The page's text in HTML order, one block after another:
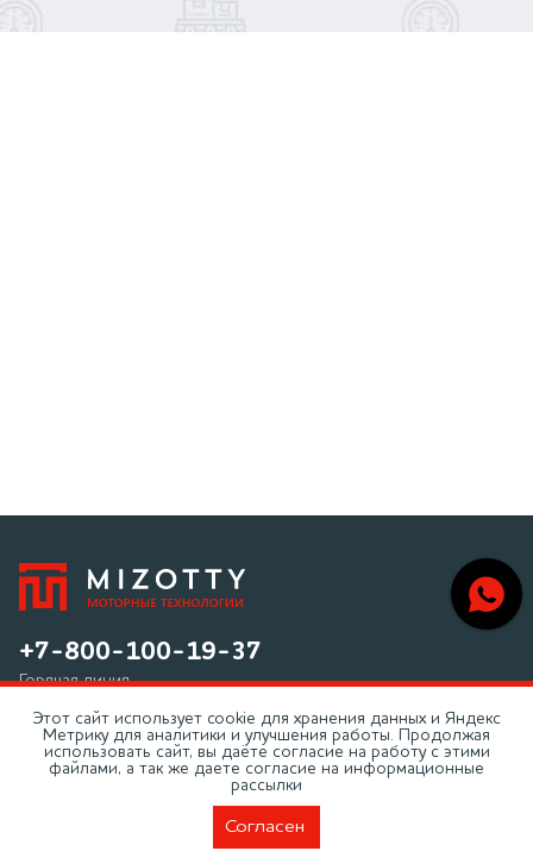
+7-800-100-19-37
Горячая линия
+7 (495) 266-60-94
Телефон в г. Москва
Москва, Добролюбова, д. 19
Этот сайт использует cookie для хранения данных и Яндекс
Метрику для аналитики и улучшения работы. Продолжая
использовать сайт, вы даёте согласие на работу с этими
файлами, а так же даете согласие на информационные
рассылки
Согласен